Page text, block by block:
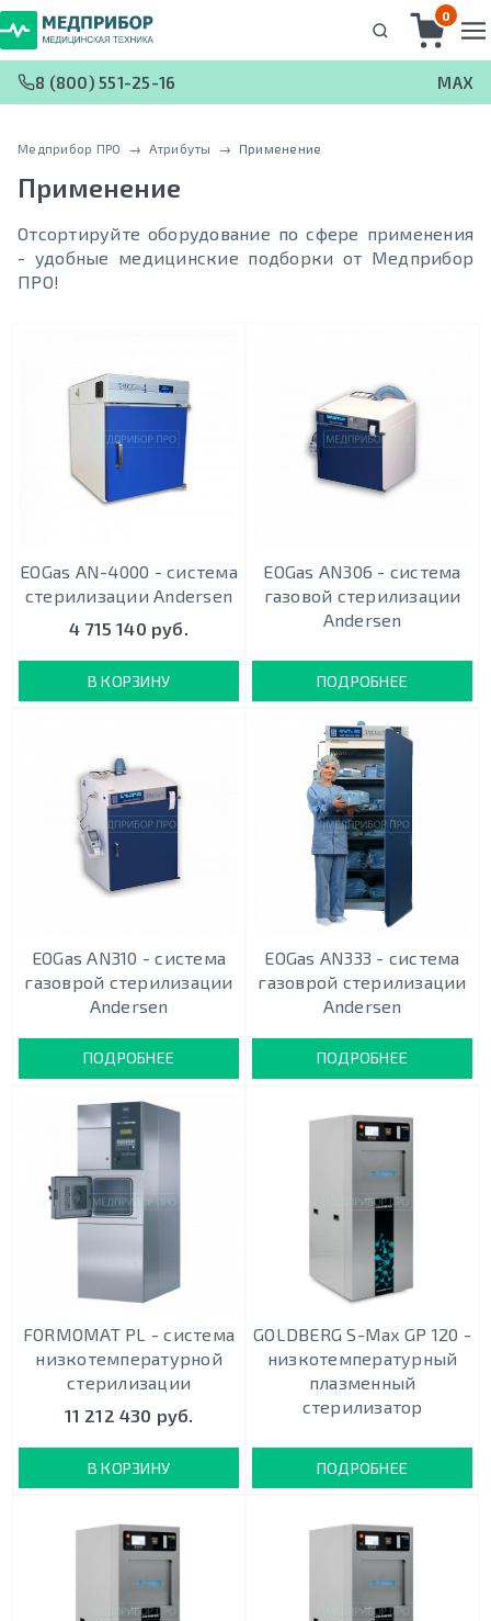
0
8 (800) 551-25-16 MAX
Медприбор ПРО → Атрибуты → Применение
Применение
Отсортируйте оборудование по сфере применения
- удобные медицинские подборки от Медприбор
ПРО!
EOGas AN-4000 - система
стерилизации Andersen
4 715 140 руб.
В КОРЗИНУ
EOGas AN306 - система
газовой стерилизации
Andersen
ПОДРОБНЕЕ
EOGas AN310 - система
газоврой стерилизации
Andersen
ПОДРОБНЕЕ
EOGas AN333 - система
газоврой стерилизации
Andersen
ПОДРОБНЕЕ
FORMOMAT PL - система
низкотемпературной
стерилизации
11 212 430 руб.
В КОРЗИНУ
GOLDBERG S-Max GP 120 -
низкотемпературный
плазменный
стерилизатор
ПОДРОБНЕЕ